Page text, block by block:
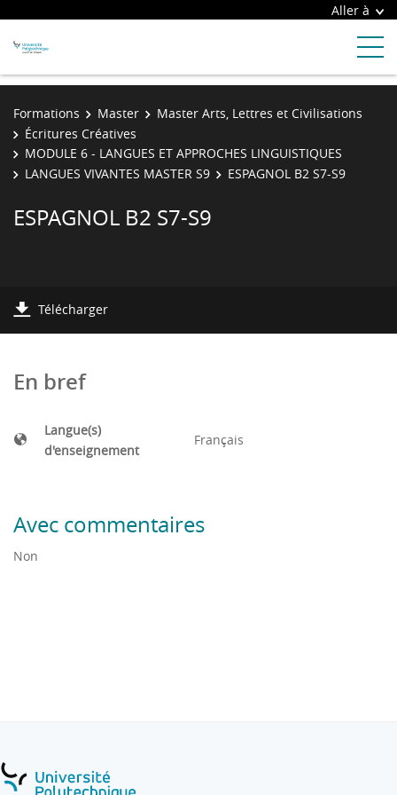
Aller à
Formations Master
Master Arts, Lettres et Civilisations
Écritures Créatives
MODULE 6 - LANGUES ET APPROCHES LINGUISTIQUES
LANGUES VIVANTES MASTER S9
ESPAGNOL B2 S7-S9
ESPAGNOL B2 S7-S9
Télécharger
En bref
Langue(s)
d'enseignement
Français
Avec commentaires
Non